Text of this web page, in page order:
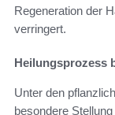
Regeneration der
verringert.
Heilungsprozess
Unter den
besondere